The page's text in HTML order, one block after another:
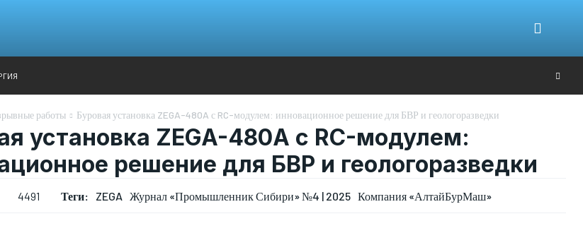
работы Буровая установка ZEGA-480A с RC-модулем: инновационное решение для БВР и геологоразведки
установка ZEGA-480A с RC-модулем:
решение для БВР и геологоразведки
4491 Теги: ZEGA Журнал «Промышленник Сибири» №4 | 2025 Компания «АлтайБурМаш»